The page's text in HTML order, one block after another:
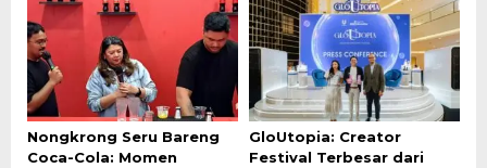
Nongkrong Seru Bareng
Coca-Cola: Momen
GloUtopia: Creator
Festival Terbesar dari